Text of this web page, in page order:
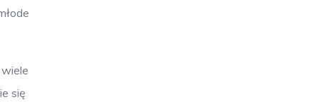
się